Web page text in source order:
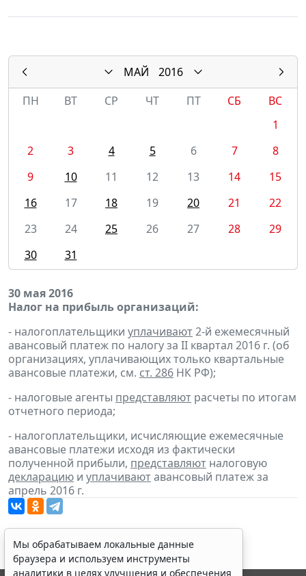
МАЙ
2016
ПН
ВТ СР ЧТ ПТ СБ
ВС
1
2
3 4 5 6 7
8
9
10 11 12 13 14
15
16
17 18 19 20 21
22
23
24 25 26 27 28
29
30
31
30 мая 2016
Налог на прибыль организаций:
- налогоплательщики уплачивают2-й ежемесячный
авансовый платеж по налогу за II квартал 2016 г. (об
организациях, уплачивающих только квартальные
авансовые платежи, см. ст. 286 НК РФ);
- налоговые агенты представляют расчеты по итогам
отчетного периода;
- налогоплательщики, исчисляющие ежемесячные
авансовые платежи исходя из фактически
полученной прибыли, представляют налоговую
декларацию и уплачиваютавансовый платеж за
апрель 2016 г.
Мы обрабатываем локальные данные
браузера и используем инструменты
аналитики в целях улучшения и обеспечения